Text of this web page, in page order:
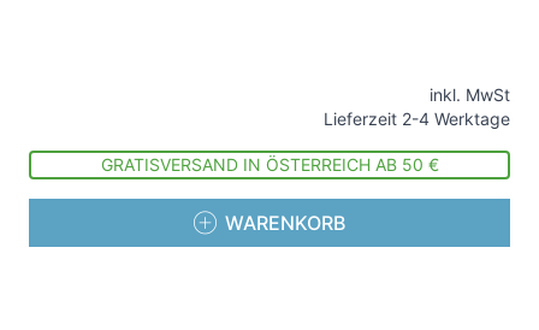
inkl. MwSt
Lieferzeit 2-4 Werktage
GRATISVERSAND IN ÖSTERREICH AB 50 €
WARENKORB